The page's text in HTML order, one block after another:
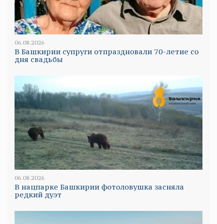
06.08.2026
В Башкирии супруги отпраздновали 70-летие со
дня свадьбы
06.08.2026
В нацпарке Башкирии фотоловушка засняла
редкий дуэт